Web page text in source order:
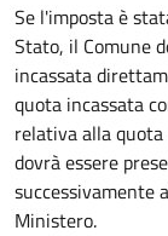
Se l'imposta è
Stato, il Comune
incassata
quota incassata
relativa alla
dovrà essere
successivamente
Ministero.